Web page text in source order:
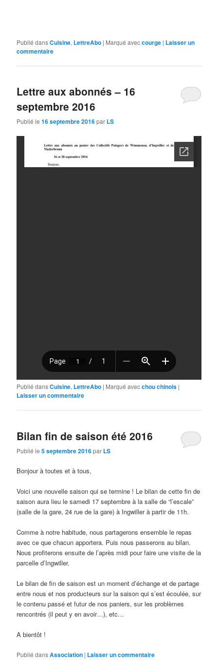
Publié dansCuisine, LettreAbo | Marqué aveccourge | Laisser un
commentaire
Lettre aux abonnés – 16
septembre 2016
Publié le16 septembre 2016par LS
Publié dansCuisine, LettreAbo | Marqué avecchou chinois |
Laisser un commentaire
Bilan fin de saison été 2016
Publié le5 septembre 2016par LS
Bonjour à toutes et à tous,
Voici une nouvelle saison qui se termine ! Le bilan de cette fin de
saison aura lieu le samedi 17 septembre à la salle de “l’escale”
(salle de la gare, 24 rue de la gare) à Ingwiller à partir de 11h.
Comme à notre habitude, nous partagerons ensemble le repas
avec ce que chacun apportera. Puis nous passerons au bilan.
Nous profiterons ensuite de l’après midi pour faire une visite de la
parcelle d’Ingwiller.
Le bilan de fin de saison est un moment d’échange et de partage
entre nous et nos producteurs sur la saison qui s’est écoulée, sur
le contenu passé et futur de nos paniers, sur les problèmes
rencontrés (il peut y en avoir…), etc…
A bientôt !
Publié dansAssociation | Laisser un commentaire